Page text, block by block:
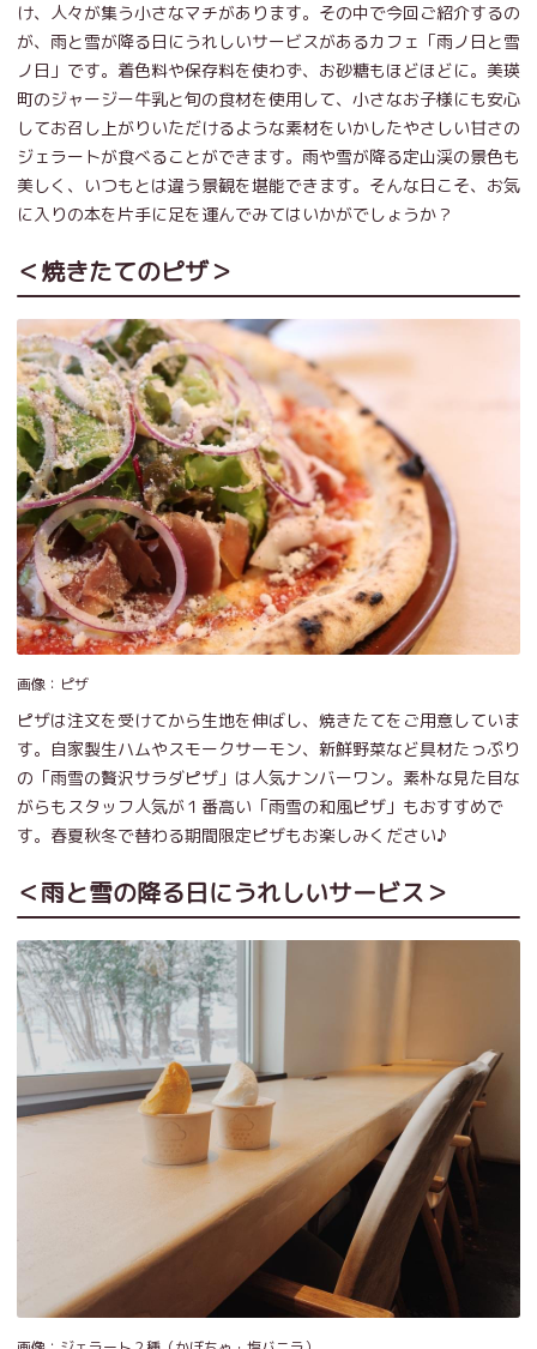
け、人々が集う小さなマチがあります。その中で今回ご紹介するの
が、雨と雪が降る日にうれしいサービスがあるカフェ「雨ノ日と雪
ノ日」です。着色料や保存料を使わず、お砂糖もほどほどに。美瑛
町のジャージー牛乳と旬の食材を使用して、小さなお子様にも安心
してお召し上がりいただけるような素材をいかしたやさしい甘さの
ジェラートが食べることができます。雨や雪が降る定山渓の景色も
美しく、いつもとは違う景観を堪能できます。そんな日こそ、お気
に入りの本を片手に足を運んでみてはいかがでしょうか？
＜焼きたてのピザ＞
画像：ピザ
ピザは注文を受けてから生地を伸ばし、焼きたてをご用意していま
す。自家製生ハムやスモークサーモン、新鮮野菜など具材たっぷり
の「雨雪の贅沢サラダピザ」は人気ナンバーワン。素朴な見た目な
がらもスタッフ人気が１番高い「雨雪の和風ピザ」もおすすめで
す。春夏秋冬で替わる期間限定ピザもお楽しみください♪
＜雨と雪の降る日にうれしいサービス＞